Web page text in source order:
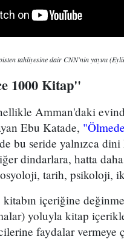
tahliyesine dair CNN'nin yayını
1000 Kitap"
Amman'daki
Ebu Katade,
bu seride yalnızca
dindarlara, hatta
tarih, psikoloji,
içeriğine
yoluyla kitap
faydalar vermeye